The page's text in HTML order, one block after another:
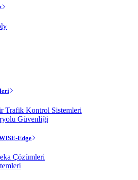
Trafik Kontrol Sistemleri
Güvenliği
Edge
Çözümleri